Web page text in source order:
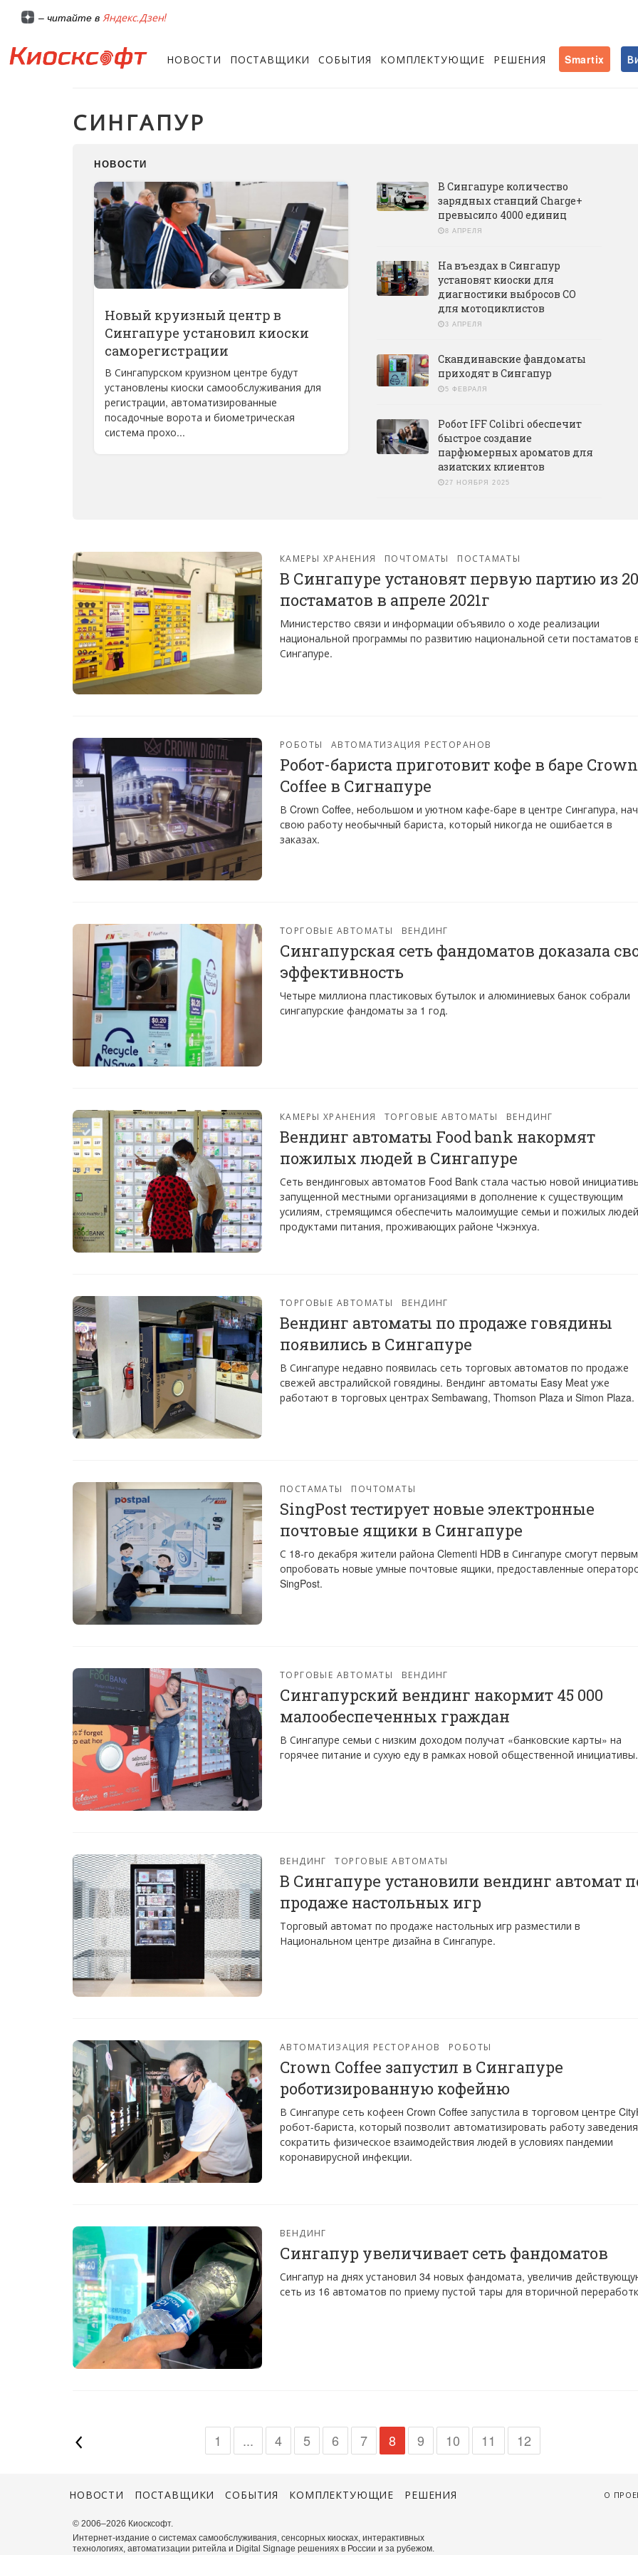
– читайте в Яндекс.Дзен!
НОВОСТИ ПОСТАВЩИКИ СОБЫТИЯ КОМПЛЕКТУЮЩИЕ РЕШЕНИЯ Smartix
СИНГАПУР
НОВОСТИ
Новый круизный центр в
Сингапуре установил киоски
саморегистрации
В Сингапурском круизном центре будут
установлены киоски самообслуживания для
регистрации, автоматизированные
посадочные ворота и биометрическая
система прохо...
В Сингапуре количество
зарядных станций Charge+
превысило 4000 единиц
8 АПРЕЛЯ
На въездах в Сингапур
установят киоски для
диагностики выбросов СО
для мотоциклистов
3 АПРЕЛЯ
Скандинавские фандоматы
приходят в Сингапур
5 ФЕВРАЛЯ
Робот IFF Colibri обеспечит
быстрое создание
парфюмерных ароматов для
азиатских клиентов
27 НОЯБРЯ 2025
КАМЕРЫ ХРАНЕНИЯ ПОЧТОМАТЫ ПОСТАМАТЫ
В Сингапуре установят первую партию из
постаматов в апреле 2021г
Министерство связи и информации объявило о ходе реализации
национальной программы по развитию национальной сети постаматов
Сингапуре.
РОБОТЫ АВТОМАТИЗАЦИЯ РЕСТОРАНОВ
Робот-бариста приготовит кофе в баре Crown
Coffee в Сигнапуре
В Crown Coffee, небольшом и уютном кафе-баре в центре Сингапура,
свою работу необычный бариста, который никогда не ошибается в
заказах.
ТОРГОВЫЕ АВТОМАТЫ ВЕНДИНГ
Сингапурская сеть фандоматов доказала
эффективность
Четыре миллиона пластиковых бутылок и алюминиевых банок собрали
сингапурские фандоматы за 1 год.
КАМЕРЫ ХРАНЕНИЯ ТОРГОВЫЕ АВТОМАТЫ ВЕНДИНГ
Вендинг автоматы Food bank накормят
пожилых людей в Сингапуре
Сеть вендинговых автоматов Food Bank стала частью новой
запущенной местными организациями в дополнение к существующим
усилиям, стремящимся обеспечить малоимущие семьи и пожилых людей
продуктами питания, проживающих районе Чжэнхуа.
ТОРГОВЫЕ АВТОМАТЫ ВЕНДИНГ
Вендинг автоматы по продаже говядины
появились в Сингапуре
В Сингапуре недавно появилась сеть торговых автоматов по продаже
свежей австралийской говядины. Вендинг автоматы Easy Meat уже
работают в торговых центрах Sembawang, Thomson Plaza и Simon Plaza.
ПОСТАМАТЫ ПОЧТОМАТЫ
SingPost тестирует новые электронные
почтовые ящики в Сингапуре
С 18-го декабря жители района Clementi HDB в Сингапуре смогут
опробовать новые умные почтовые ящики, предоставленные
SingPost.
ТОРГОВЫЕ АВТОМАТЫ ВЕНДИНГ
Сингапурский вендинг накормит 45 000
малообеспеченных граждан
В Сингапуре семьи с низким доходом получат «банковские карты» на
горячее питание и сухую еду в рамках новой общественной инициативы.
ВЕНДИНГ ТОРГОВЫЕ АВТОМАТЫ
В Сингапуре установили вендинг автомат
продаже настольных игр
Торговый автомат по продаже настольных игр разместили в
Национальном центре дизайна в Сингапуре.
АВТОМАТИЗАЦИЯ РЕСТОРАНОВ РОБОТЫ
Crown Coffee запустил в Сингапуре
роботизированную кофейню
В Сингапуре сеть кофеен Crown Coffee запустила в торговом центре
робот-бариста, который позволит автоматизировать работу
сократить физическое взаимодействия людей в условиях пандемии
коронавирусной инфекции.
ВЕНДИНГ
Сингапур увеличивает сеть фандоматов
Сингапур на днях установил 34 новых фандомата, увеличив
сеть из 16 автоматов по приему пустой тары для вторичной
1 ... 4 5 6 7 8 9 10 11 12
О
НОВОСТИ ПОСТАВЩИКИ СОБЫТИЯ КОМПЛЕКТУЮЩИЕ РЕШЕНИЯ
© 2006–2026 Киосксофт.
Интернет-издание о системах самообслуживания, сенсорных киосках, интерактивных
технологиях, автоматизации ритейла и Digital Signage решениях в России и за рубежом.